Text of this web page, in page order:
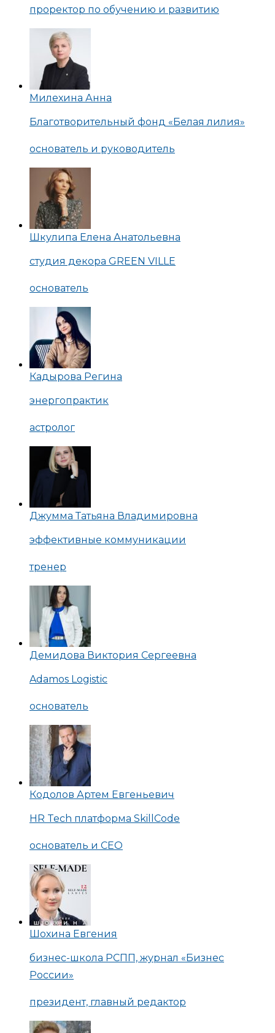
проректор по обучению и развитию
Милехина Анна
Благотворительный фонд «Белая лилия»
основатель и руководитель
Шкулипа Елена Анатольевна
студия декора GREEN VILLE
основатель
Кадырова Регина
энергопрактик
астролог
Джумма Татьяна Владимировна
эффективные коммуникации
тренер
Демидова Виктория Сергеевна
Adamos Logistic
основатель
Кодолов Артем Евгеньевич
HR Tech платформа SkillCode
основатель и CEO
Шохина Евгения
бизнес-школа РСПП, журнал «Бизнес
России»
президент, главный редактор